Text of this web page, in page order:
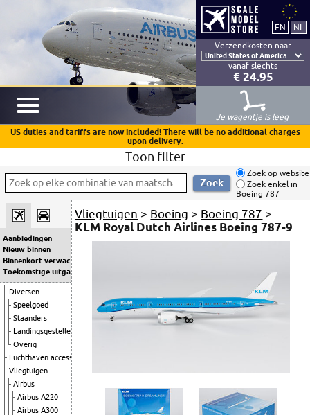
Verzendkosten naar
vanaf slechts
€ 24.95
Je wagentje is leeg
US duties and tariffs are now included! There will be no additional charges
upon delivery.
Toon filter
Zoek op website
Zoek enkel in
Boeing 787
Aanbiedingen
Nieuw binnen
Binnenkort verwacht
Toekomstige uitgaven
Diversen
Speelgoed
Staanders
Landingsgestellen
Overig
Luchthaven accessoires
Vliegtuigen
Airbus
Airbus A220
Airbus A300
Vliegtuigen > Boeing > Boeing 787 >
KLM Royal Dutch Airlines Boeing 787-9